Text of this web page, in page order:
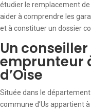
étudier le remplacement
aider à comprendre les
et à constituer un dossier
Un
emprunteur
d’Oise
Située dans le département
commune d’Us appartient